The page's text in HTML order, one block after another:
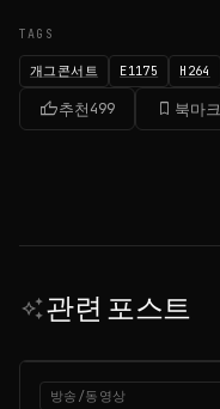
TAGS
개그콘서트 E1175 H264
thumb_up추천499 bookmark_border 북마크
auto_awesome관련 포스트
방송/동영상